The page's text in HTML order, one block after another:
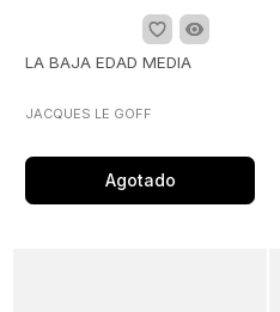
LA BAJA EDAD MEDIA
JACQUES LE GOFF
Agotado